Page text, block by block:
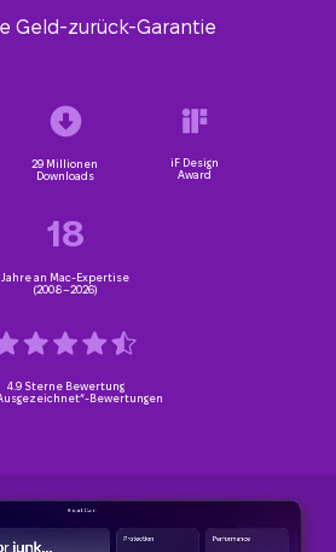
Geld-zurück-Garantie
29 Millionen
Downloads
4.9 Sterne Bewertung
Bewertungen
18
Jahre an Mac-Expertise
(2008–2026)
iF Design
Award